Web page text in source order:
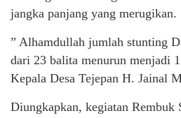
jangka panjang yang merugikan.
” Alhamdullah jumlah stunting
dari 23 balita menurun menjadi
Kepala Desa Tejepan H. Jainal
Diungkapkan, kegiatan Rembuk